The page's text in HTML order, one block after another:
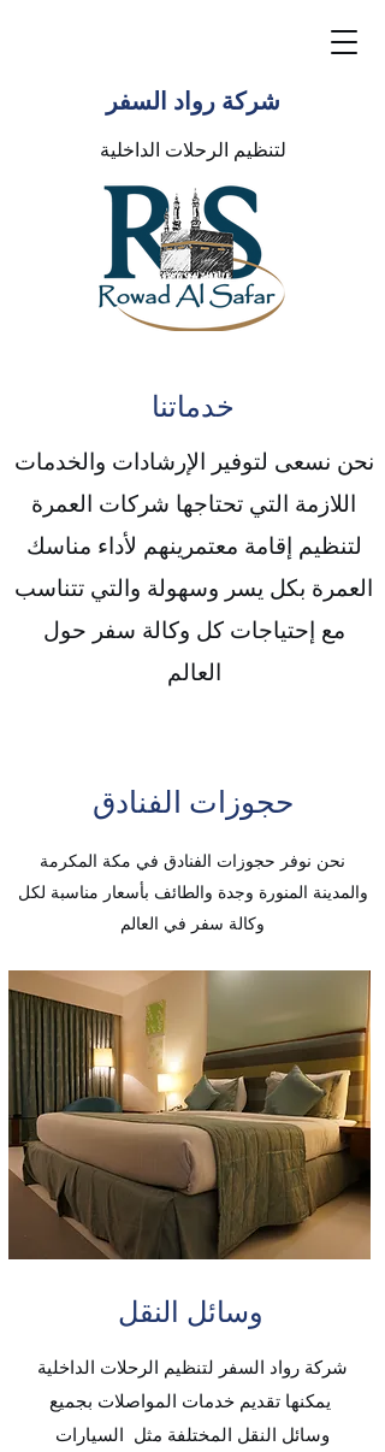
شركة رواد السفر
لتنظيم الرحلات الداخلية
خدماتنا
نحن نسعى لتوفير الإرشادات والخدمات
اللازمة التي تحتاجها شركات العمرة
لتنظيم إقامة معتمرينهم لأداء مناسك
العمرة بكل يسر وسهولة والتي تتناسب
مع إحتياجات كل وكالة سفر حول
العالم
حجوزات الفنادق
نحن نوفر حجوزات الفنادق في مكة المكرمة
والمدينة المنورة وجدة والطائف بأسعار مناسبة لكل
وكالة سفر في العالم
شركة رواد السفر لتنظيم الرحلات الداخلية
يمكنها تقديم خدمات المواصلات بجميع
وسائل النقل المختلفة مثل السيارات
وسائل النقل